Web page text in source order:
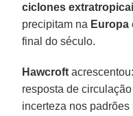
ciclones
precipitam na Europa
final do século.
Hawcroft
resposta de
incerteza nos